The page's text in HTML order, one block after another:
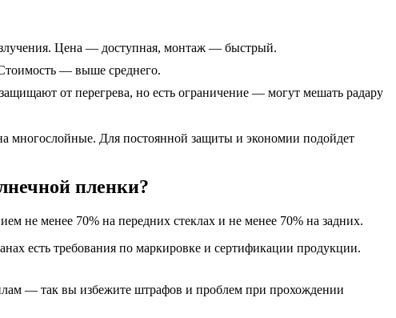
Цена — доступная, монтаж — быстрый.
— выше среднего.
от перегрева, но есть ограничение — могут мешать радару
многослойные. Для постоянной защиты и экономии подойдет
пленки?
не менее 70% на передних стеклах и не менее 70% на задних.
есть требования по маркировке и сертификации продукции.
— так вы избежите штрафов и проблем при прохождении